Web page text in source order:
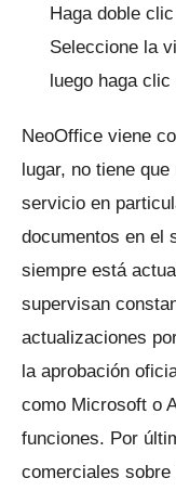
Haga doble
Seleccione la
luego haga
NeoOffice viene
lugar, no tiene
servicio en
documentos en el
siempre está
supervisan
actualizaciones
la aprobación
como Microsoft o
funciones. Por
comerciales